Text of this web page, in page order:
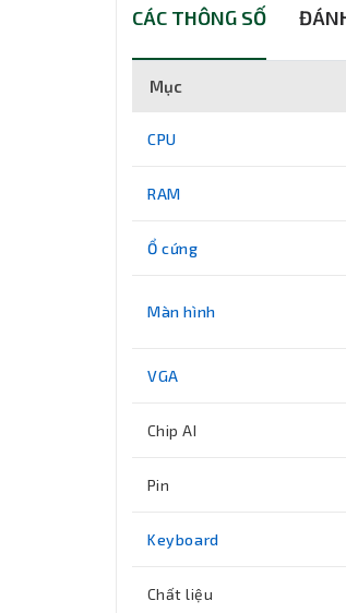
CÁC THÔNG SỐ
Mục
CPU
RAM
Ổ cứng
Màn hình
VGA
Chip AI
Pin
Keyboard
Chất liệu